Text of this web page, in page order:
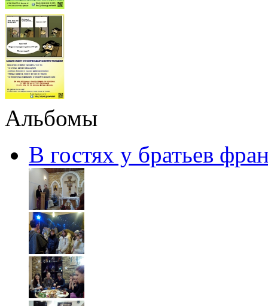
Альбомы
В гостях у братьев